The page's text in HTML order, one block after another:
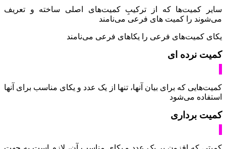
سایر کمیت‌ها که از ترکیبِ کمیت‌های اصلی ساخته و تعریف
می‌شوند را کمیت های فرعی می‌نامند
یکای کمیت‌های فرعی را یکاهای فرعی می‌نامند
کمیت نرده ای
کمیت‌هایی که برای بیان آنها، تنها از یک عدد و یکای مناسب برای آنها
استفاده می‌شود
کمیت برداری